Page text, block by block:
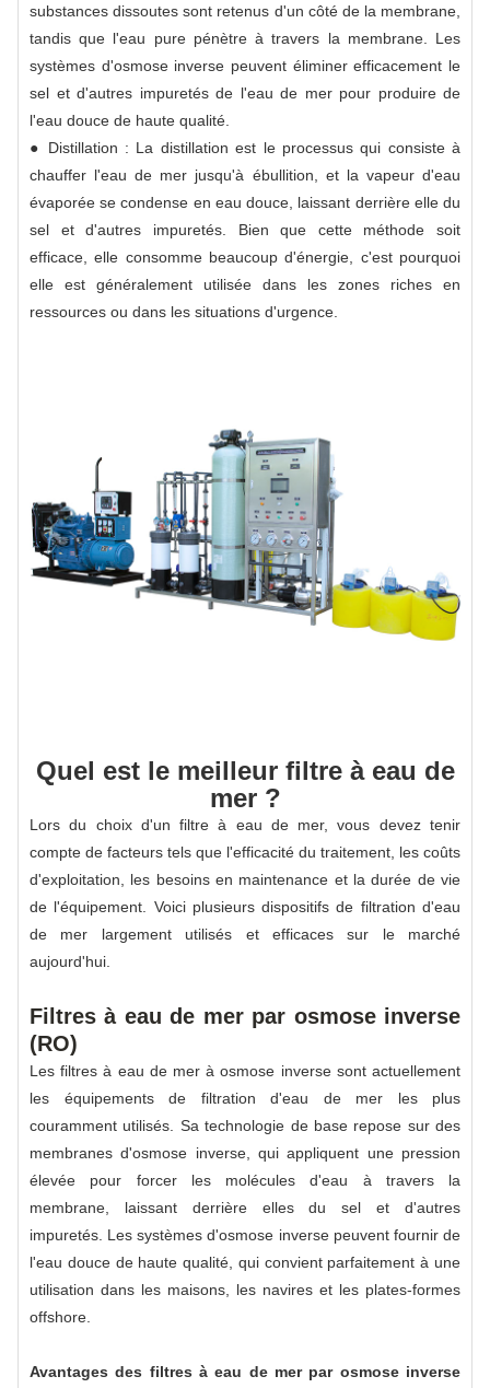
substances dissoutes sont retenus d'un côté de la membrane,
tandis que l'eau pure pénètre à travers la membrane. Les
systèmes d'osmose inverse peuvent éliminer efficacement le
sel et d'autres impuretés de l'eau de mer pour produire de
l'eau douce de haute qualité.
● Distillation : La distillation est le processus qui consiste à
chauffer l'eau de mer jusqu'à ébullition, et la vapeur d'eau
évaporée se condense en eau douce, laissant derrière elle du
sel et d'autres impuretés. Bien que cette méthode soit
efficace, elle consomme beaucoup d'énergie, c'est pourquoi
elle est généralement utilisée dans les zones riches en
ressources ou dans les situations d'urgence.
Quel est le meilleur filtre à eau de
mer ?
Lors du choix d'un filtre à eau de mer, vous devez tenir
compte de facteurs tels que l'efficacité du traitement, les coûts
d'exploitation, les besoins en maintenance et la durée de vie
de l'équipement. Voici plusieurs dispositifs de filtration d'eau
de mer largement utilisés et efficaces sur le marché
aujourd'hui.
Filtres à eau de mer par osmose inverse
(RO)
Les filtres à eau de mer à osmose inverse sont actuellement
les équipements de filtration d'eau de mer les plus
couramment utilisés. Sa technologie de base repose sur des
membranes d'osmose inverse, qui appliquent une pression
élevée pour forcer les molécules d'eau à travers la
membrane, laissant derrière elles du sel et d'autres
impuretés. Les systèmes d'osmose inverse peuvent fournir de
l'eau douce de haute qualité, qui convient parfaitement à une
utilisation dans les maisons, les navires et les plates-formes
offshore.
Avantages des filtres à eau de mer par osmose inverse